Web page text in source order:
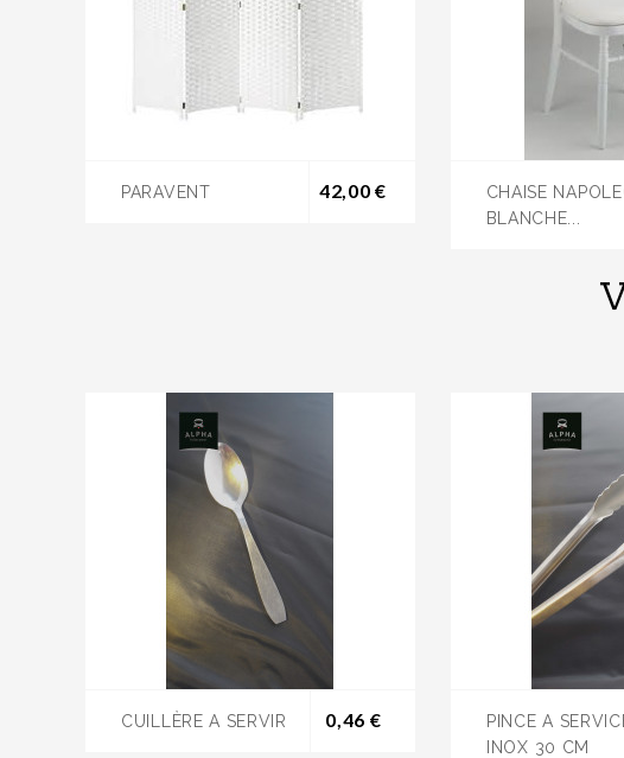
PARAVENT 42,00 €Prix
CHAISE
BLANCHE...
CUILLÈRE A SERVIR 0,46 €Prix
PINCE A
INOX 30 CM